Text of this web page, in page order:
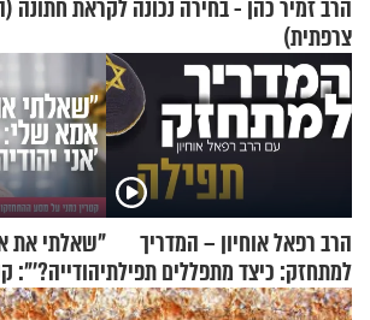
הרב זמיר כהן - בחירה נכונה לקראת חתונה
צרפתית)
הרב רפאל אוחיון – המדריך
למתחזק: כיצד מתפללים תפילת
שמונה עשרה?
"שאלתי את
יהודייה?'":
ההתחזקות